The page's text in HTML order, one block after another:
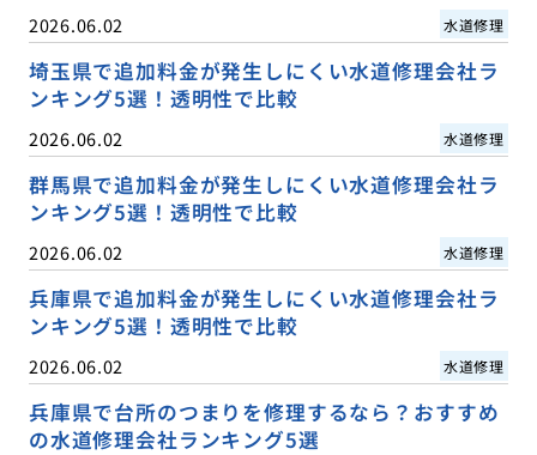
2026.06.02 水道修理
埼玉県で追加料金が発生しにくい水道修理会社ラ
ンキング5選！透明性で比較
2026.06.02 水道修理
群馬県で追加料金が発生しにくい水道修理会社ラ
ンキング5選！透明性で比較
2026.06.02 水道修理
兵庫県で追加料金が発生しにくい水道修理会社ラ
ンキング5選！透明性で比較
2026.06.02 水道修理
兵庫県で台所のつまりを修理するなら？おすすめ
の水道修理会社ランキング5選